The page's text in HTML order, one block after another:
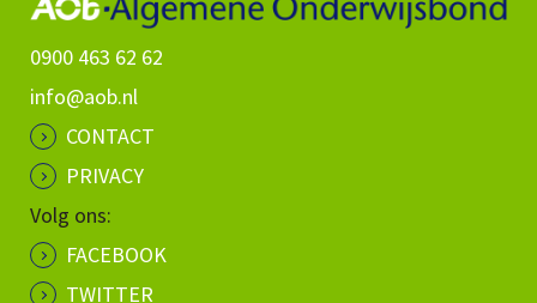
0900 463 62 62
info@aob.nl
CONTACT
PRIVACY
Volg ons:
FACEBOOK
TWITTER